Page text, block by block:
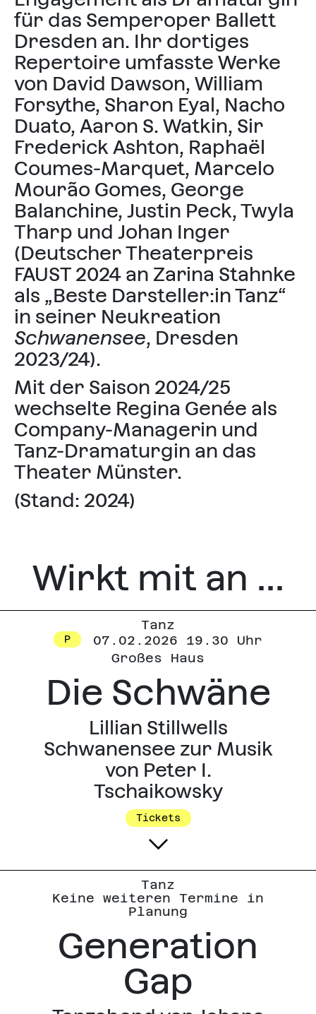
für das Semperoper Ballett
Dresden an. Ihr dortiges
Repertoire umfasste Werke
von David Dawson, William
Forsythe, Sharon Eyal, Nacho
Duato, Aaron S. Watkin, Sir
Frederick Ashton, Raphaël
Coumes-Marquet, Marcelo
Mourão Gomes, George
Balanchine, Justin Peck, Twyla
Tharp und Johan Inger
(Deutscher Theaterpreis
FAUST 2024 an Zarina Stahnke
als „Beste Darsteller:in Tanz“
in seiner Neukreation
Schwanensee, Dresden
2023/24).
Mit der Saison 2024/25
wechselte Regina Genée als
Company-Managerin und
Tanz-Dramaturgin an das
Theater Münster.
(Stand: 2024)
Wirkt mit an ...
P 07.02.2026 19.30 Uhr
Tanz
Großes Haus
Die Schwäne
Lillian Stillwells
Schwanensee zur Musik
von Peter I.
Tschaikowsky
Tickets
Keine weiteren Termine in
Planung
Tanz
Generation
Gap